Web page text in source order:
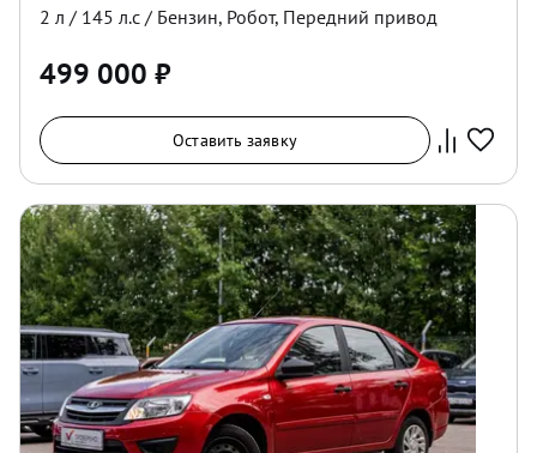
2 л / 145 л.с / Бензин, Робот, Передний привод
499 000 ₽
Оставить заявку